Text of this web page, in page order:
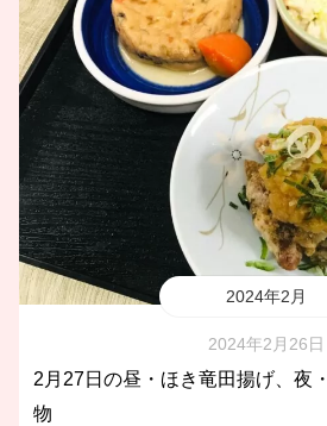
2024年2月
2024年2月26日
2月27日の昼・ほき竜田揚げ、夜
物